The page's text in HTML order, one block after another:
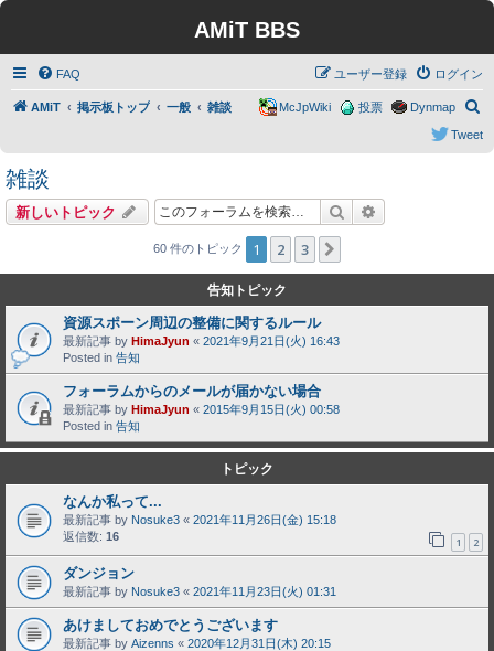
AMiT BBS
FAQ ログイン
ユーザー登録
AMiT 掲示板トップ 一般 雑談
索
Dynmap
投票
McJpWiki
Tweet
雑談
新しいトピック 検索
60 件のトピック 1 2 3
告知トピック
資源スポーン周辺の整備に関するルール
最新記事 by HimaJyun « 2021年9月21日(火) 16:43
Posted in 告知
フォーラムからのメールが届かない場合
最新記事 by HimaJyun « 2015年9月15日(火) 00:58
Posted in 告知
トピック
なんか私って...
最新記事 by Nosuke3 « 2021年11月26日(金) 15:18
返信数: 16 1 2
ダンジョン
最新記事 by Nosuke3 « 2021年11月23日(火) 01:31
あけましておめでとうございます
最新記事 by Aizenns « 2020年12月31日(木) 20:15